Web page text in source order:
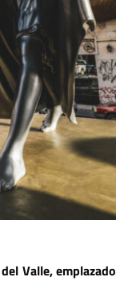
Valle, emplazado